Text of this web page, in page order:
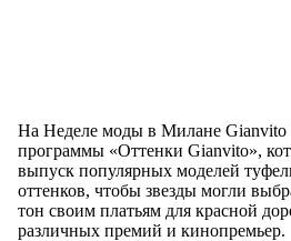
На Неделе моды в Милане Gianvito
программы «Оттенки Gianvito»,
выпуск популярных моделей
оттенков, чтобы звезды могли
тон своим платьям для красной
различных премий и кинопремьер.